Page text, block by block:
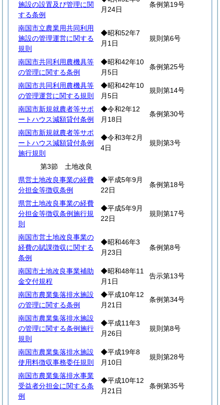
施設の設置及び管理に関
する条例
月24日
条例第19号
南国市立農業用共同利用
施設の管理運営に関する
規則
◆昭和52年7
月1日
規則第6号
南国市共同利用農機具等
の管理に関する条例
◆昭和42年10
月5日
条例第25号
南国市共同利用農機具等
の管理運営に関する規則
◆昭和42年10
月5日
規則第14号
南国市新規就農者等サポ
ートハウス減額貸付条例
◆令和2年12
月18日
条例第30号
南国市新規就農者等サポ
ートハウス減額貸付条例
施行規則
◆令和3年2月
4日
規則第3号
第3節 土地改良
県営土地改良事業の経費
分担金等徴収条例
◆平成5年9月
22日
条例第18号
県営土地改良事業の経費
分担金等徴収条例施行規
則
◆平成5年9月
22日
規則第17号
南国市営土地改良事業の
経費の賦課徴収に関する
条例
◆昭和46年3
月23日
条例第8号
南国市土地改良事業補助
金交付規程
◆昭和48年11
月1日
告示第13号
南国市農業集落排水施設
の管理に関する条例
◆平成10年12
月21日
条例第34号
南国市農業集落排水施設
の管理に関する条例施行
規則
◆平成11年3
月26日
規則第8号
南国市農業集落排水施設
使用料徴収事務委任規則
◆平成19年8
月10日
規則第28号
南国市農業集落排水事業
受益者分担金に関する条
例
◆平成10年12
月21日
条例第35号